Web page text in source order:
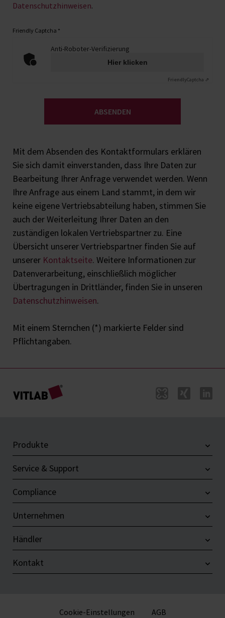
Datenschutzhinweisen.
Friendly Captcha *
Anti-Roboter-Verifizierung
Hier klicken
FriendlyCaptcha ⇗
ABSENDEN
Mit dem Absenden des Kontaktformulars erklären
Sie sich damit einverstanden, dass Ihre Daten zur
Bearbeitung Ihrer Anfrage verwendet werden. Wenn
Ihre Anfrage aus einem Land stammt, in dem wir
keine eigene Vertriebsabteilung haben, stimmen Sie
auch der Weiterleitung Ihrer Daten an den
zuständigen lokalen Vertriebspartner zu. Eine
Übersicht unserer Vertriebspartner finden Sie auf
unserer Kontaktseite. Weitere Informationen zur
Datenverarbeitung, einschließlich möglicher
Übertragungen in Drittländer, finden Sie in unseren
Datenschutzhinweisen.
Mit einem Sternchen (*) markierte Felder sind
Pflichtangaben.
Produkte
Service & Support
Compliance
Unternehmen
Händler
Kontakt
Cookie-Einstellungen AGB